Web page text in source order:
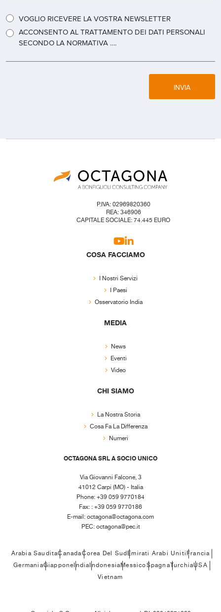
VOGLIO RICEVERE LA VOSTRA NEWSLETTER
ACCONSENTO AL TRATTAMENTO DEI DATI PERSONALI
SECONDO LA NORMATIVA ….
INVIA
P.IVA: 02969820360
REA: 346906
CAPITALE SOCIALE: 74.445 EURO
COSA FACCIAMO
I Nostri Servizi
I Paesi
Osservatorio India
MEDIA
News
Eventi
Video
CHI SIAMO
La Nostra Storia
Cosa Fa La Differenza
Numeri
OCTAGONA SRL A SOCIO UNICO
Via Giovanni Falcone, 3
41012 Carpi (MO) - Italia
Phone: +39 059 9770184
Fax: : +39 059 9770186
E-mail:octagona@octagona.com
PEC:octagona@pec.it
Arabia SauditaCanadaCorea Del SudEmirati Arabi UnitiFrancia
GermaniaGiapponeIndiaIndonesiaMessicoSpagnaTurchiaUSA
Vietnam